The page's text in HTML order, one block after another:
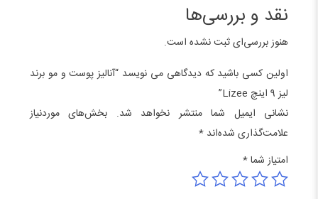
Lizee
نقد و بررسی‌ها
هنوز بررسی‌ای ثبت نشده است.
اولین کسی باشید که دیدگاهی می نویسد “آنالیز پوست و مو برند
لیز 9 اینچ Lizee”
نشانی ایمیل شما منتشر نخواهد شد. بخش‌های موردنیاز
علامت‌گذاری شده‌اند *
امتیاز شما*